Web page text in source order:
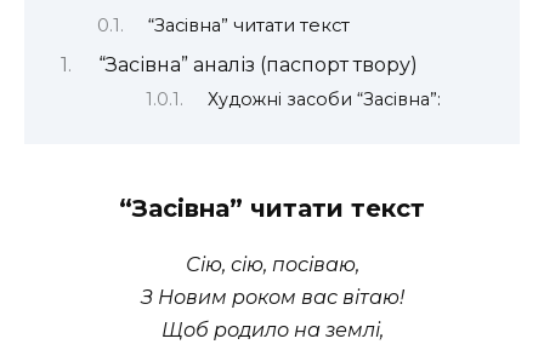
“Засівна” читати текст
“Засівна” аналіз (паспорт твору)
Художні засоби “Засівна”:
“Засівна” читати текст
Сію, сію, посіваю,
З Новим роком вас вітаю!
Щоб родило на землі,